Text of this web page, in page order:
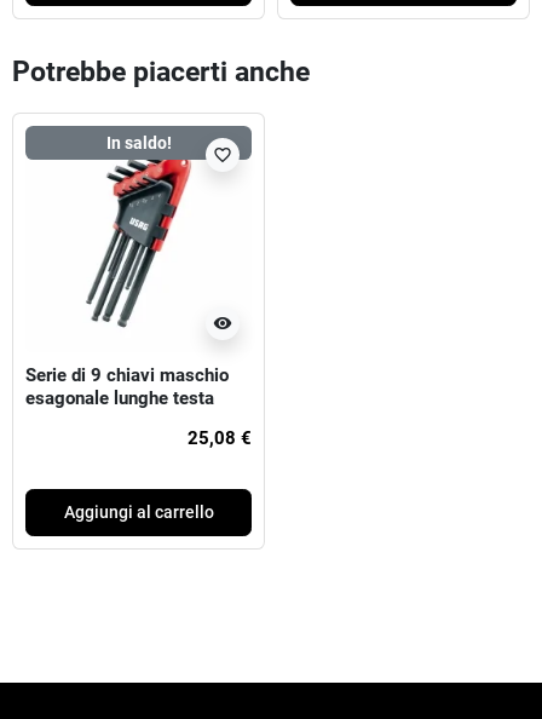
Potrebbe piacerti anche
In saldo!
visibility
favorite_border
Serie di 9 chiavi maschio
esagonale lunghe testa
25,08 €
Aggiungi al carrello